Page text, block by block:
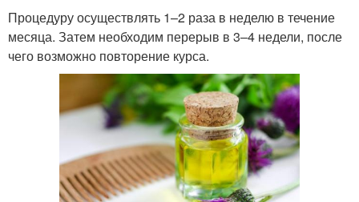
Сумасшедший рост
Процедуру осуществлять 1–2 раза в неделю в течение
месяца. Затем необходим перерыв в 3–4 недели, после
чего возможно повторение курса.